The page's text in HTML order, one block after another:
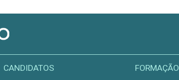
CANDIDATOS FORMAÇÃO